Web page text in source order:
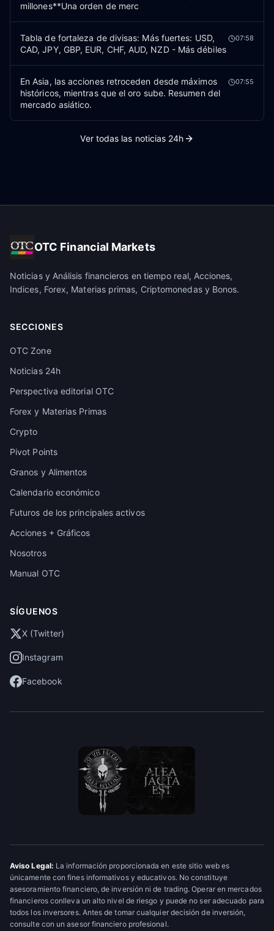
millones**Una orden de merc
Tabla de fortaleza de divisas: Más fuertes: USD,
CAD, JPY, GBP, EUR, CHF, AUD, NZD - Más débiles
07:58
En Asia, las acciones retroceden desde máximos
históricos, mientras que el oro sube. Resumen del
mercado asiático.
07:55
Ver todas las noticias 24h
OTC Financial Markets
Noticias y Análisis financieros en tiempo real, Acciones,
Indices, Forex, Materias primas, Criptomonedas y Bonos.
SECCIONES
OTC Zone
Noticias 24h
Perspectiva editorial OTC
Forex y Materias Primas
Crypto
Pivot Points
Granos y Alimentos
Calendario económico
Futuros de los principales activos
Acciones + Gráficos
Nosotros
Manual OTC
SÍGUENOS
X (Twitter)
Instagram
Facebook
Aviso Legal: La información proporcionada en este sitio web es
únicamente con fines informativos y educativos. No constituye
asesoramiento financiero, de inversión ni de trading. Operar en mercados
financieros conlleva un alto nivel de riesgo y puede no ser adecuado para
todos los inversores. Antes de tomar cualquier decisión de inversión,
consulte con un asesor financiero profesional.